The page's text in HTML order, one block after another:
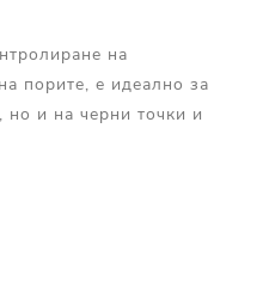
на
порите, е идеално за
но и на черни точки и